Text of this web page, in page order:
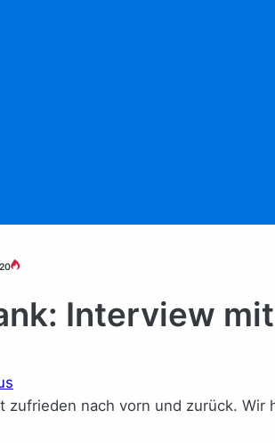
Interview
zufrieden nach vorn und zurück.